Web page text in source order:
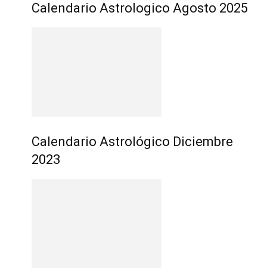
Calendario Astrologico Agosto 2025
Calendario Astrológico Diciembre
2023